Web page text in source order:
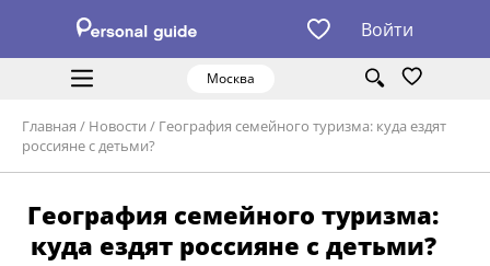
Войти
Москва
Главная / Новости / География семейного туризма: куда ездят
россияне с детьми?
География семейного туризма:
куда ездят россияне с детьми?